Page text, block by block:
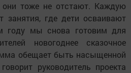
они тоже не отстают. Каждую
занятия, где дети осваивают
году мы снова готовим для
новогоднее сказочное
обещает быть насыщенной
руководитель проекта